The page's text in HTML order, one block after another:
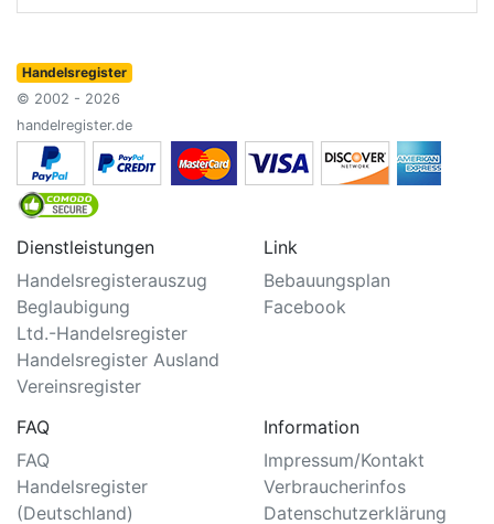
Handelsregister
© 2002 - 2026
handelregister.de
Dienstleistungen
Handelsregisterauszug
Beglaubigung
Ltd.-Handelsregister
Handelsregister Ausland
Vereinsregister
Link
Bebauungsplan
Facebook
FAQ
FAQ
Handelsregister
(Deutschland)
Information
Impressum/Kontakt
Verbraucherinfos
Datenschutzerklärung